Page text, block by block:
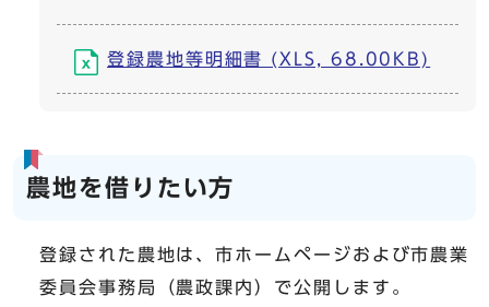
登録農地等明細書 (XLS, 68.00KB)
農地を借りたい方
登録された農地は、市ホームページおよび市農業
委員会事務局（農政課内）で公開します。